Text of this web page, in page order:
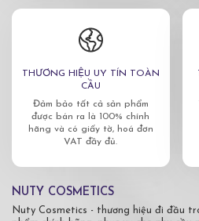
THƯƠNG HIỆU UY TÍN TOÀN
CẦU
Đảm bảo tất cả sản phẩm
được bán ra là 100% chính
hãng và có giấy tờ, hoá đơn
VAT đầy đủ.
NUTY COSMETICS
Nuty Cosmetics - thương hiệu đi đầu